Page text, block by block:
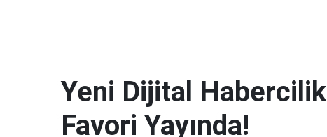
Yeni Dijital
Favori Yayında!